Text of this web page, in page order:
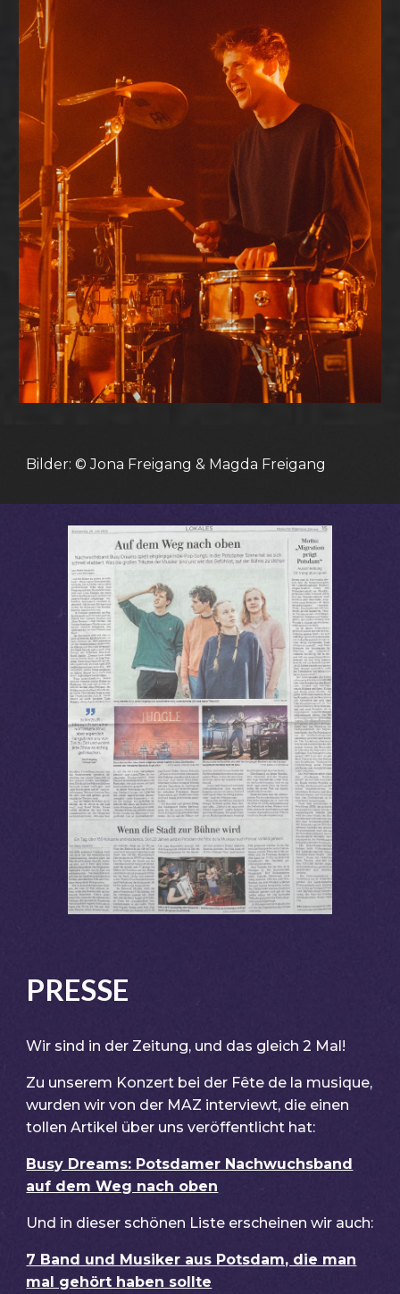
Bilder: © Jona Freigang & Magda Freigang
PRESSE
Wir sind in der Zeitung, und das gleich2 Mal!
Zu unserem Konzert bei der Fête de la musique,
wurden wir von der MAZ interviewt, die einen
tollen Artikel über uns veröffentlicht hat:
Busy Dreams: Potsdamer Nachwuchsband
auf dem Weg nach oben
Und in dieser schönen Liste erscheinen wir auch:
7 Band und Musiker aus Potsdam, die man
mal gehört haben sollte